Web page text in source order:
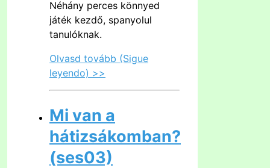
Néhány perces könnyed
játék kezdő, spanyolul
tanulóknak.
Olvasd tovább (Sigue
leyendo) >>
Mi van a
hátizsákomban?
(ses03)